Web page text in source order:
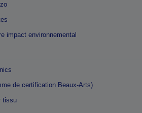
impact environnemental
de certification Beaux-Arts)
tissu